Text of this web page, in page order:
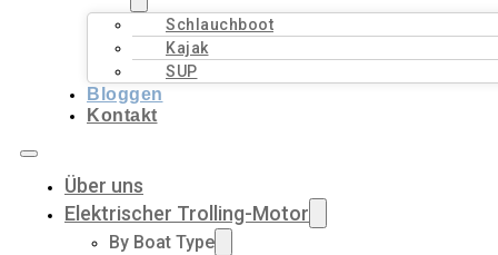
Schlauchboot
Kajak
SUP
Bloggen
Kontakt
Über uns
Elektrischer Trolling-Motor
By Boat Type